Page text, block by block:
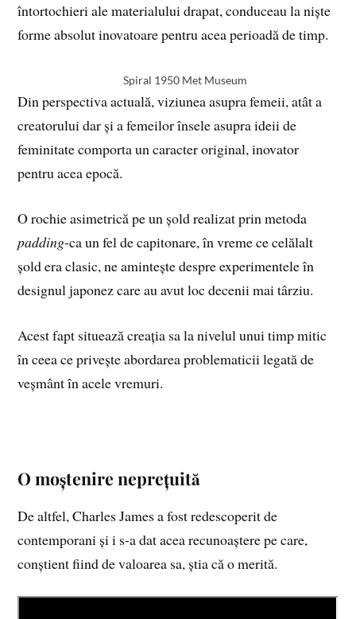
întortochieri ale materialului drapat, conduceau la niște
forme absolut inovatoare pentru acea perioadă de timp.
Spiral 1950 Met Museum
Din perspectiva actuală, viziunea asupra femeii, atât a
creatorului dar și a femeilor însele asupra ideii de
feminitate comporta un caracter original, inovator
pentru acea epocă.
O rochie asimetrică pe un șold realizat prin metoda
padding-ca un fel de capitonare, în vreme ce celălalt
șold era clasic, ne amintește despre experimentele în
designul japonez care au avut loc decenii mai târziu.
Acest fapt situează creația sa la nivelul unui timp mitic
în ceea ce privește abordarea problematicii legată de
veșmânt în acele vremuri.
O moștenire neprețuită
De altfel, Charles James a fost redescoperit de
contemporani și i s-a dat acea recunoaștere pe care,
conștient fiind de valoarea sa, știa că o merită.